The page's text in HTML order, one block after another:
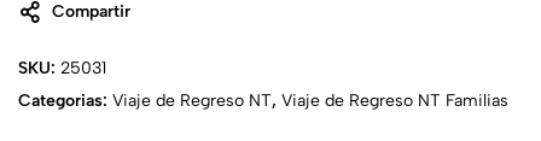
Compartir
SKU: 25031
Categorias: Viaje de Regreso NT, Viaje de Regreso NT Familias